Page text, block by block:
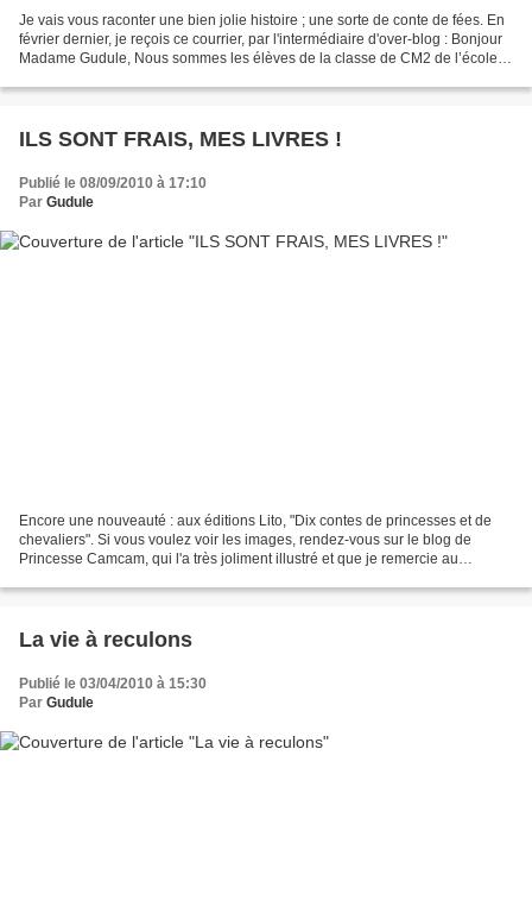
Je vais vous raconter une bien jolie histoire ; une sorte de conte de fées. En
février dernier, je reçois ce courrier, par l'intermédiaire d'over-blog : Bonjour
Madame Gudule, Nous sommes les élèves de la classe de CM2 de l’école
ILS SONT FRAIS, MES LIVRES !
Publié le 08/09/2010 à 17:10
Par Gudule
Encore une nouveauté : aux éditions Lito, "Dix contes de princesses et de
chevaliers". Si vous voulez voir les images, rendez-vous sur le blog de
Princesse Camcam, qui l'a très joliment illustré et que je remercie au
La vie à reculons
Publié le 03/04/2010 à 15:30
Par Gudule